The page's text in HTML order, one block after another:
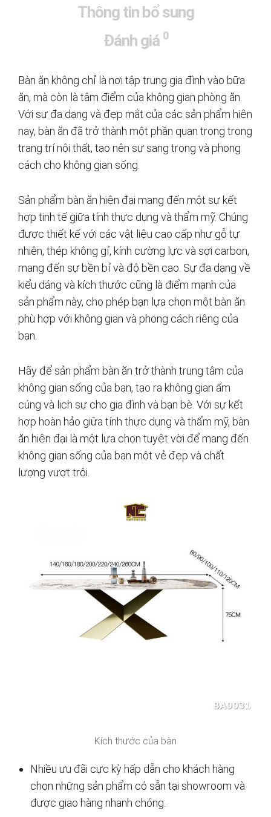
Thông tin bổ sung
Đánh giá 0
Bàn ăn không chỉ là nơi tập trung gia đình vào bữa
ăn, mà còn là tâm điểm của không gian phòng ăn.
Với sự đa dạng và đẹp mắt của các sản phẩm hiện
nay, bàn ăn đã trở thành một phần quan trọng trong
trang trí nội thất, tạo nên sự sang trọng và phong
cách cho không gian sống.
Sản phẩm bàn ăn hiện đại mang đến một sự kết
hợp tinh tế giữa tính thực dụng và thẩm mỹ. Chúng
được thiết kế với các vật liệu cao cấp như gỗ tự
nhiên, thép không gỉ, kính cường lực và sợi carbon,
mang đến sự bền bỉ và độ bền cao. Sự đa dạng về
kiểu dáng và kích thước cũng là điểm mạnh của
sản phẩm này, cho phép bạn lựa chọn một bàn ăn
phù hợp với không gian và phong cách riêng của
bạn.
Hãy để sản phẩm bàn ăn trở thành trung tâm của
không gian sống của bạn, tạo ra không gian ấm
cúng và lịch sự cho gia đình và bạn bè. Với sự kết
hợp hoàn hảo giữa tính thực dụng và thẩm mỹ, bàn
ăn hiện đại là một lựa chọn tuyệt vời để mang đến
không gian sống của bạn một vẻ đẹp và chất
lượng vượt trội.
Kích thước của bàn
Nhiều ưu đãi cực kỳ hấp dẫn cho khách hàng
chọn những sản phẩm có sẵn tại showroom và
được giao hàng nhanh chóng.